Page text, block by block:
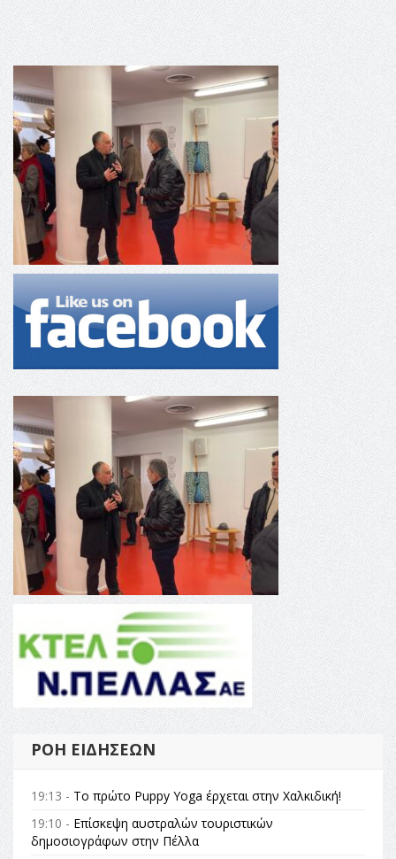
ΡΟΉ ΕΙΔΉΣΕΩΝ
19:13 - Το πρώτο Puppy Yoga έρχεται στην Χαλκιδική!
19:10 - Επίσκεψη αυστραλών τουριστικών
δημοσιογράφων στην Πέλλα